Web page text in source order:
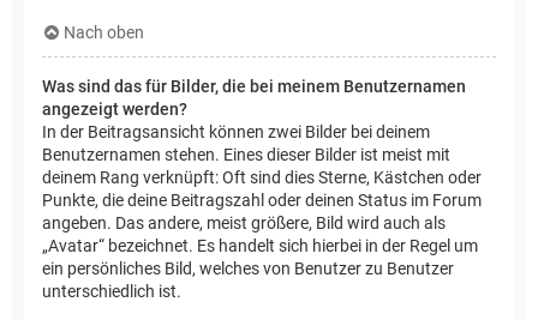
Nach oben
Was sind das für Bilder, die bei meinem Benutzernamen
angezeigt werden?
In der Beitragsansicht können zwei Bilder bei deinem
Benutzernamen stehen. Eines dieser Bilder ist meist mit
deinem Rang verknüpft: Oft sind dies Sterne, Kästchen oder
Punkte, die deine Beitragszahl oder deinen Status im Forum
angeben. Das andere, meist größere, Bild wird auch als
„Avatar“ bezeichnet. Es handelt sich hierbei in der Regel um
ein persönliches Bild, welches von Benutzer zu Benutzer
unterschiedlich ist.